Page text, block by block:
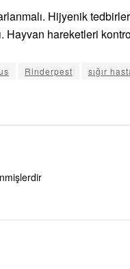
Hijyenik
Hayvan hareketleri
Rinderpest
sığır